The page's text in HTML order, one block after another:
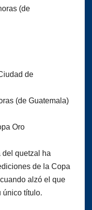
(de
de
(de Guatemala)
Oro
del quetzal ha
de la Copa
alzó el que
único título.